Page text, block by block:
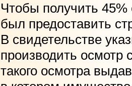
Чтобы получить 45%
был предоставить
В свидетельстве
производить осмотр
такого осмотра